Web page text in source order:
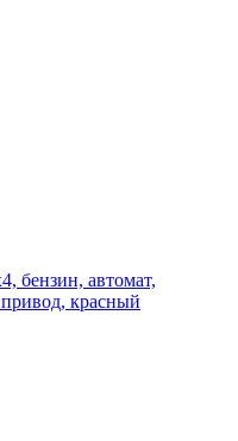
бензин, автомат,
красный